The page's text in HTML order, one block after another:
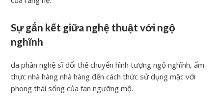
Sự gắn kết giữa nghệ thuật với ngộ
nghĩnh
đa phần nghệ sĩ đổi thế chuyển hình tượng ngộ nghĩnh, ẩm
thực nhà hàng nhà hàng đến cách thức sử dụng mặc với
phong thái sống của fan ngưỡng mộ.